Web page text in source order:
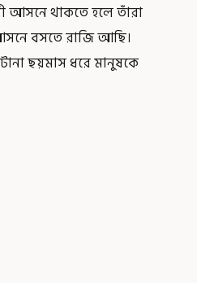
আসনে থাকতে হলে তাঁরা
বসতে রাজি আছি।
ছয়মাস ধরে মানুষকে